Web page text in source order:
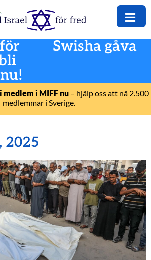
Swisha gåva
i MIFF nu– hjälp oss att nå 2.500
medlemmar i Sverige.
2025